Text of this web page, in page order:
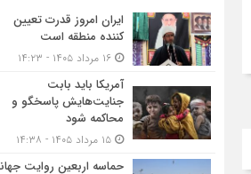
ایران امروز قدرت تعیین
کننده منطقه است
آمریکا باید بابت
جنایت‌هایش پاسخگو و
محاکمه شود
حماسه اربعین روایت